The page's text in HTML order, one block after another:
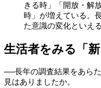
きる時」「開放・解
時」が増えている。
た意識の変化といえる
生活者をみる「新
──長年の調査結果をあら
見はありましたか。